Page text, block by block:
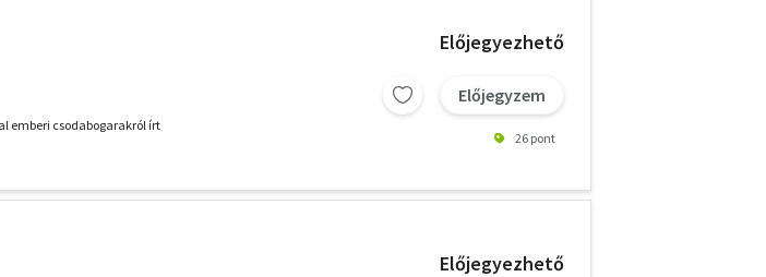
emberi csodabogarakról írt
Előjegyezhető
Előjegyzem
26 pont
Előjegyezhető